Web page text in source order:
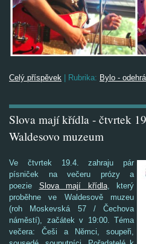
Celý příspěvek Rubrika: Bylo -
Slova mají křídla - čtvrtek
Waldesovo muzeum
Ve čtvrtek 19.4. zahraju pár
písniček na večeru prózy a
poezie Slova mají křídla, který
proběhne ve Waldesově muzeu
(roh Moskevská 57 / Čechova
náměstí), začátek v 19:00. Téma
večera: Češi a Němci, soupeři,